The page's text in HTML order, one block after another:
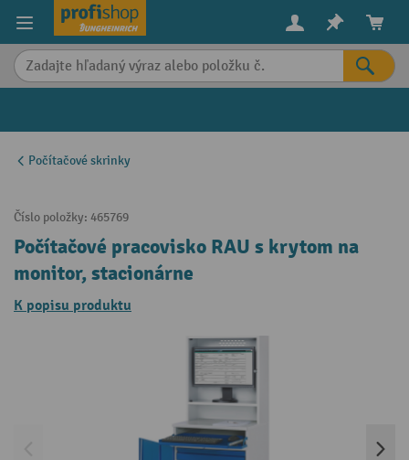
content
Počítačové skrinky
Číslo položky: 465769
Počítačové pracovisko RAU s krytom na
monitor, stacionárne
K popisu produktu